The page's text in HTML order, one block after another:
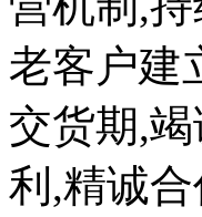
老客户建
交货期,
利,精诚